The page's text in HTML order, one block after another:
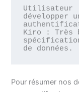
Utilisateur :
développer
Kiro : Très
Pour résumer nos